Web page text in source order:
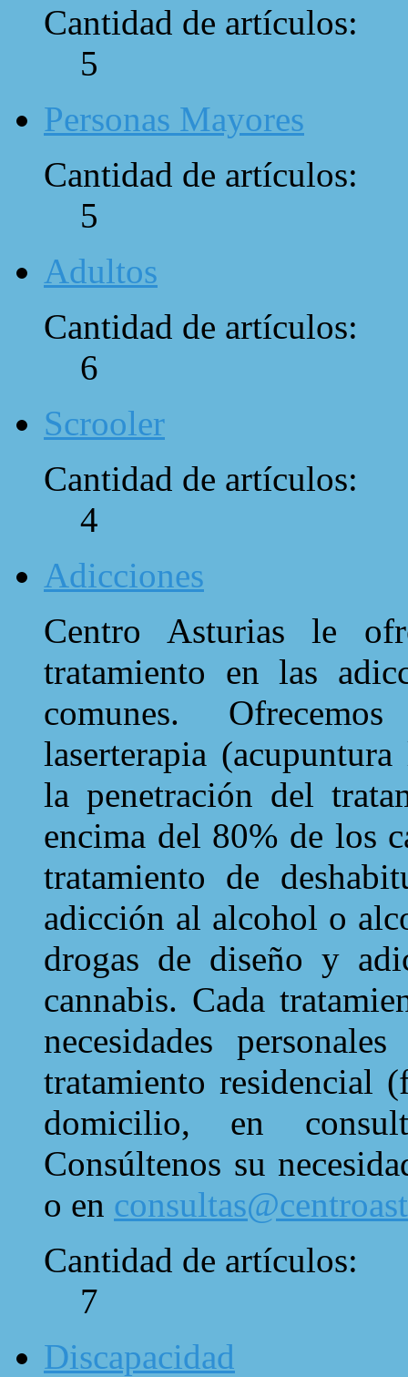
Cantidad de artículos:
5
Personas Mayores
Cantidad de artículos:
5
Adultos
Cantidad de artículos:
6
Scrooler
Cantidad de artículos:
4
Adicciones
Centro Asturias le
tratamiento en las
comunes.
laserterapia
la penetración del
encima del 80% de los
tratamiento de
adicción al alcohol o
drogas de diseño y
cannabis. Cada
necesidades
tratamiento residencial
domicilio, en
Consúltenos su
o en
Cantidad de artículos:
7
Discapacidad